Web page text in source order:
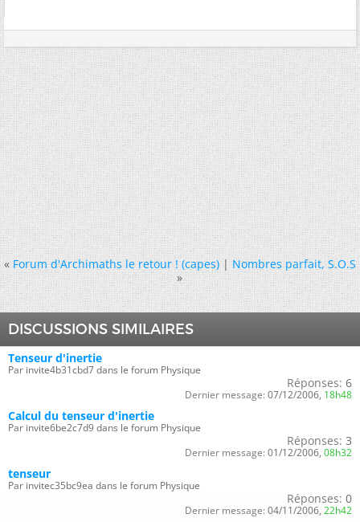
« Forum d'Archimaths le retour ! (capes)|Nombres parfait, S.O.S
»
DISCUSSIONS SIMILAIRES
Tenseur d'inertie
Par invite4b31cbd7 dans le forum Physique
Réponses: 6
Dernier message: 07/12/2006, 18h48
Calcul du tenseur d'inertie
Par invite6be2c7d9 dans le forum Physique
Réponses: 3
Dernier message: 01/12/2006, 08h32
tenseur
Par invitec35bc9ea dans le forum Physique
Réponses: 0
Dernier message: 04/11/2006, 22h42